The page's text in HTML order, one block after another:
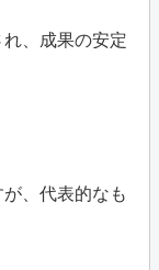
、成果の安定
、代表的なも